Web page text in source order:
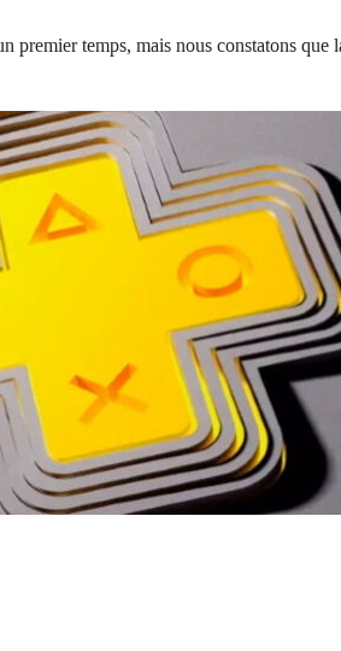
premier temps, mais nous constatons que